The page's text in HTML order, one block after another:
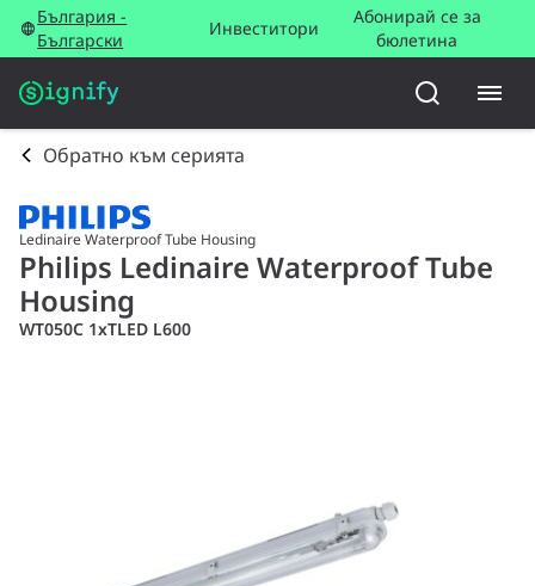
България -
Български
Инвеститори
Абонирай се за
бюлетина
Обратно към серията
Ledinaire Waterproof Tube Housing
Philips Ledinaire Waterproof Tube
Housing
WT050C 1xTLED L600